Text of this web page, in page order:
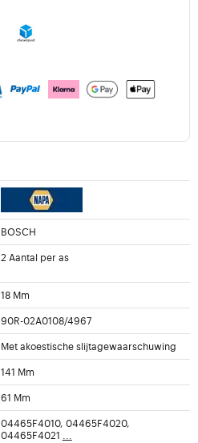
BOSCH
2 Aantal per as
18 Mm
90R-02A0108/4967
Met akoestische slijtagewaarschuwing
141 Mm
61 Mm
04465F4010, 04465F4020,
04465F4021 ...